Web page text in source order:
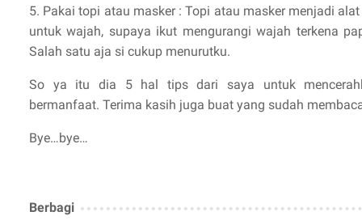
5. Pakai topi atau masker : Topi atau masker menjadi
untuk wajah, supaya ikut mengurangi wajah terkena
Salah satu aja si cukup menurutku.
So ya itu dia 5 hal tips dari saya untuk
bermanfaat. Terima kasih juga buat yang sudah
Bye…bye…
Berbagi